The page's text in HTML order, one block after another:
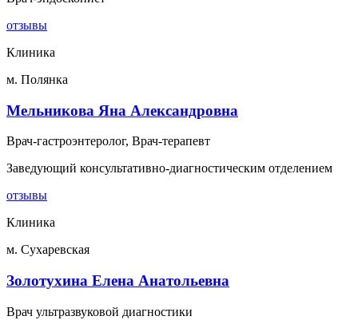
отзывы
Клиника
м. Полянка
Мельникова Яна Александровна
Врач-гастроэнтеролог, Врач-терапевт
Заведующий консультативно-диагностическим отделением
отзывы
Клиника
м. Сухаревская
Золотухина Елена Анатольевна
Врач ультразвуковой диагностики